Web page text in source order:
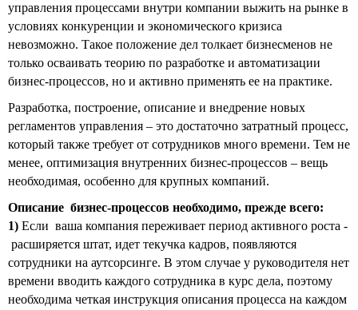
управления процессами внутри компании выжить на рынке в
условиях конкуренции и экономического кризиса
невозможно. Такое положение дел толкает бизнесменов не
только осваивать теорию по разработке и автоматизации
бизнес-процессов, но и активно применять ее на практике.
Pазработка, построение, описание и внедрение новых
регламентов управления – это достаточно затратный процесс,
который также требует от сотрудников много времени. Тем не
менее, оптимизация внутренних бизнес-процессов – вещь
необходимая, особенно для крупных компаний.
Описание бизнес-процессов необходимо, прежде всего:
1) Если ваша компания переживает период активного роста -
расширяется штат, идет текучка кадров, появляются
сотрудники на аутсорсинге. В этом случае у руководителя нет
времени вводить каждого сотрудника в курс дела, поэтому
необходима четкая инструкция описания процесса на каждом